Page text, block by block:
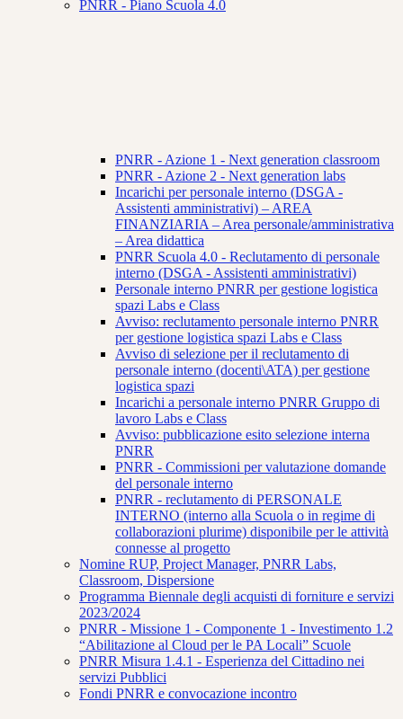
PNRR - Piano Scuola 4.0
PNRR - Azione 1 - Next generation classroom
PNRR - Azione 2 - Next generation labs
Incarichi per personale interno (DSGA -
Assistenti amministrativi) – AREA
FINANZIARIA – Area personale/amministrativa
– Area didattica
PNRR Scuola 4.0 - Reclutamento di personale
interno (DSGA - Assistenti amministrativi)
Personale interno PNRR per gestione logistica
spazi Labs e Class
Avviso: reclutamento personale interno PNRR
per gestione logistica spazi Labs e Class
Avviso di selezione per il reclutamento di
personale interno (docenti\ATA) per gestione
logistica spazi
Incarichi a personale interno PNRR Gruppo di
lavoro Labs e Class
Avviso: pubblicazione esito selezione interna
PNRR
PNRR - Commissioni per valutazione domande
del personale interno
PNRR - reclutamento di PERSONALE
INTERNO (interno alla Scuola o in regime di
collaborazioni plurime) disponibile per le attività
connesse al progetto
Nomine RUP, Project Manager, PNRR Labs,
Classroom, Dispersione
Programma Biennale degli acquisti di forniture e servizi
2023/2024
PNRR - Missione 1 - Componente 1 - Investimento 1.2
“Abilitazione al Cloud per le PA Locali” Scuole
PNRR Misura 1.4.1 - Esperienza del Cittadino nei
servizi Pubblici
Fondi PNRR e convocazione incontro